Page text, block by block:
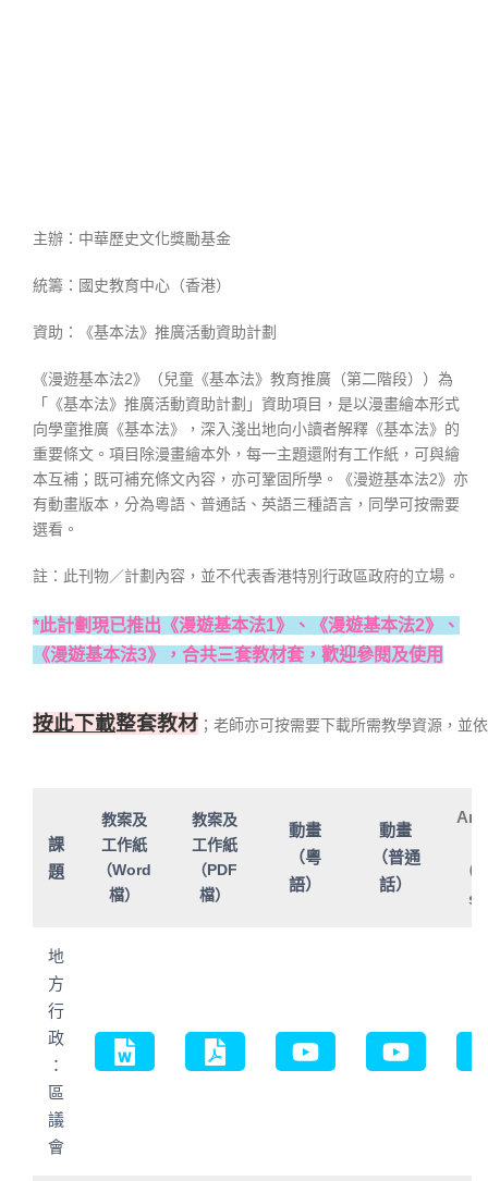
主辦：中華歷史文化獎勵基金
統籌：國史教育中心（香港）
資助：《基本法》推廣活動資助計劃
《漫遊基本法2》（兒童《基本法》教育推廣（第二階段））為
「《基本法》推廣活動資助計劃」資助項目，是以漫畫繪本形式
向學童推廣《基本法》，深入淺出地向小讀者解釋《基本法》的
重要條文。項目除漫畫繪本外，每一主題還附有工作紙，可與繪
本互補；既可補充條文內容，亦可鞏固所學。《漫遊基本法2》亦
有動畫版本，分為粵語、普通話、英語三種語言，同學可按需要
選看。
註：此刊物／計劃內容，並不代表香港特別行政區政府的立場。
*此計劃現已推出《漫遊基本法1》、《漫遊基本法2》、
《漫遊基本法3》，合共三套教材套，歡迎參閱及使用
按此下載整套教材；老師亦可按需要下載所需教學資源，並
課
題
教案及
工作紙
（Word
檔）
教案及
工作紙
（PDF
檔）
動畫
（粵
語）
動畫
（普通
話）
（
地
方
行
政
：
區
議
會